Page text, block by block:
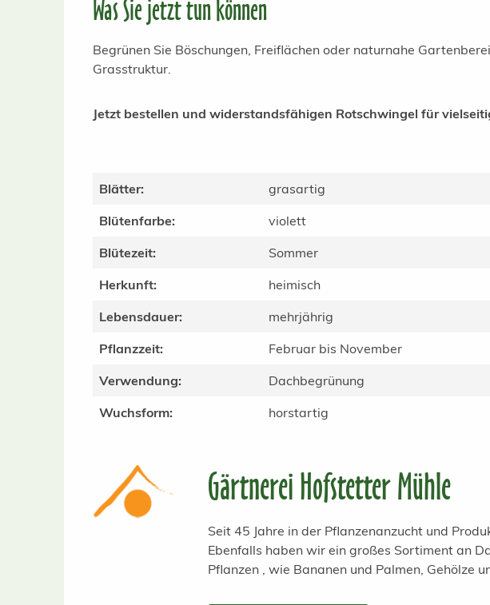
Was Sie jetzt tun können
Begrünen Sie Böschungen, Freiflächen oder naturnahe
Grasstruktur.
Jetzt bestellen und widerstandsfähigen Rotschwingel für
Blätter:
grasartig
Blütenfarbe:
violett
Blütezeit:
Sommer
Herkunft:
heimisch
Lebensdauer:
mehrjährig
Pflanzzeit:
Februar bis November
Verwendung:
Dachbegrünung
Wuchsform:
horstartig
Gärtnerei Hofstetter Mühle
Seit 45 Jahre in der Pflanzenanzucht und
Ebenfalls haben wir ein großes Sortiment an
Pflanzen , wie Bananen und Palmen, Gehölze